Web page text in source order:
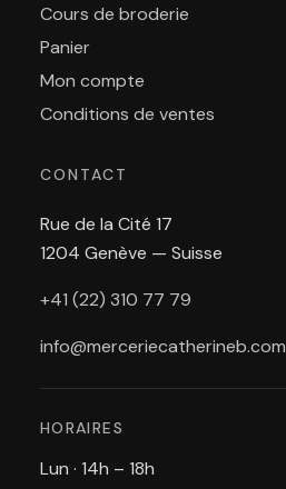
Cours de broderie
Panier
Mon compte
Conditions de ventes
CONTACT
Rue de la Cité 17
1204 Genève — Suisse
+41 (22) 310 77 79
info@merceriecatherineb.com
HORAIRES
Lun · 14h – 18h